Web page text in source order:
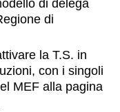
di delega
di
la T.S. in
con i singoli
MEF alla pagina